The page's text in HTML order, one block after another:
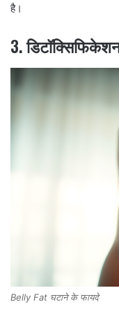
है।
3.
Belly Fat घटाने के फायदे